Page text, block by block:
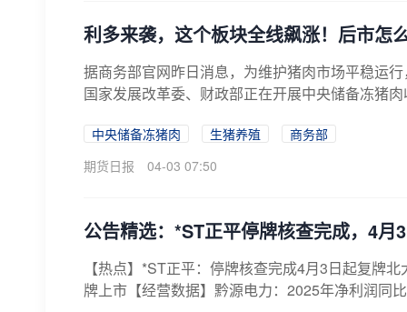
利多来袭，这个板块全线飙涨！后市怎
据商务部官网昨日消息，为维护猪肉市场平稳运
国家发展改革委、财政部正在开展中央储备冻猪
中央储备冻猪肉 生猪养殖
商务部
期货日报
04-03 07:50
公告精选：*ST正平停牌核查完成，4
【热点】*ST正平：停牌核查完成4月3日起复牌
牌上市【经营数据】黔源电力：2025年净利润同